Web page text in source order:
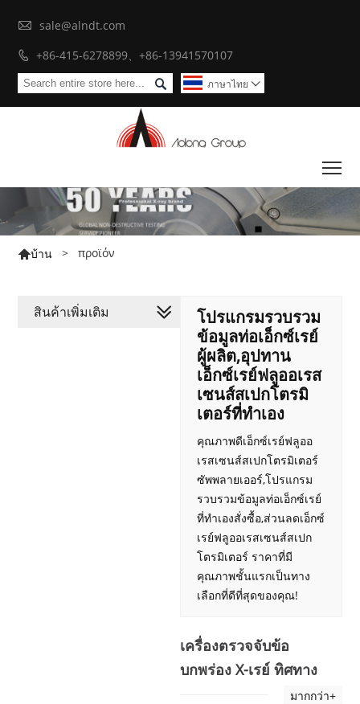
 sale@alndt.com
 +86-415-6278899、+86-13941570107
 ภาษาไทย 
บ้าน > προϊόν
โปรแกรมรวบรวม
ข้อมูลท่อเอ็กซ์เรย์
ผู้ผลิต,อุปทาน
เอ็กซ์เรย์ฟลูออเรส
เซนส์สเปกโตรมิ
เตอร์ที่ทำเอง
คุณภาพดีเอ็กซ์เรย์ฟลูออ
เรสเซนส์สเปกโตรมิเตอร์
ซัพพลายเออร์,โปรแกรม
รวบรวมข้อมูลท่อเอ็กซ์เรย์
ที่ทำเองสั่งซื้อ,ส่วนลดเอ็กซ์
เรย์ฟลูออเรสเซนส์สเปก
โตรมิเตอร์ ราคาที่มี
คุณภาพชั้นแรกเป็นทาง
เลือกที่ดีที่สุดของคุณ!
เครื่องตรวจจับข้อ
บกพร่อง X-เรย์ ทิศทาง
มากกว่า+
สินค้าเพิ่มเติม